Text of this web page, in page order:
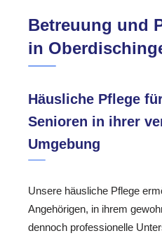
Betreuung und
in
Häusliche Pflege
Senioren in ihrer
Umgebung
Unsere häusliche Pflege
Angehörigen, in ihrem
dennoch professionelle